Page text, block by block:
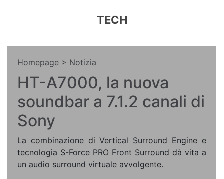
TECH
Homepage > Notizia
HT-A7000, la nuova
soundbar a 7.1.2 canali di
Sony
La combinazione di Vertical Surround Engine e
tecnologia S-Force PRO Front Surround dà vita a
un audio surround virtuale avvolgente.